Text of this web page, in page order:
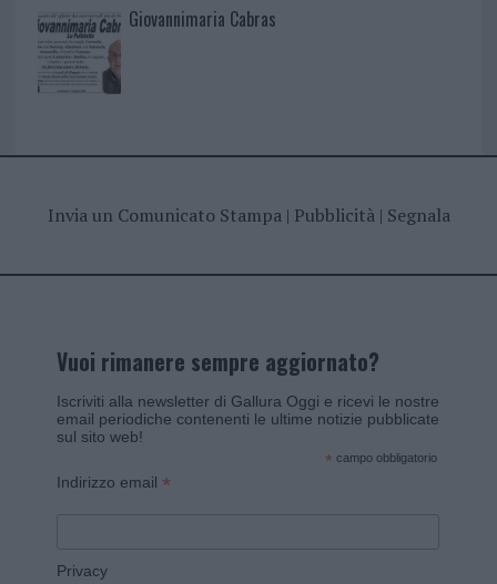
Giovannimaria Cabras
Invia un Comunicato Stampa| Pubblicità| Segnala
Vuoi rimanere sempre aggiornato?
Iscriviti alla newsletter di Gallura Oggi e ricevi le nostre
email periodiche contenenti le ultime notizie pubblicate
sul sito web!
* campo obbligatorio
Indirizzo email *
Privacy